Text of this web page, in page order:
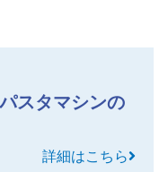
スタマシンの
詳細はこちら